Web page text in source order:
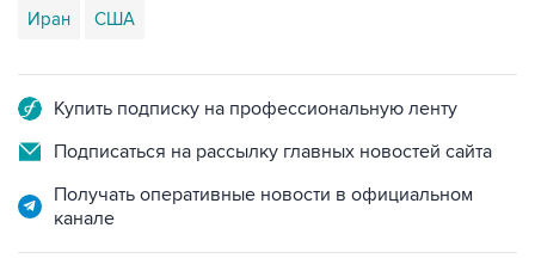
Подписаться на рассылку главных новостей сайта
Получать оперативные новости в официальном